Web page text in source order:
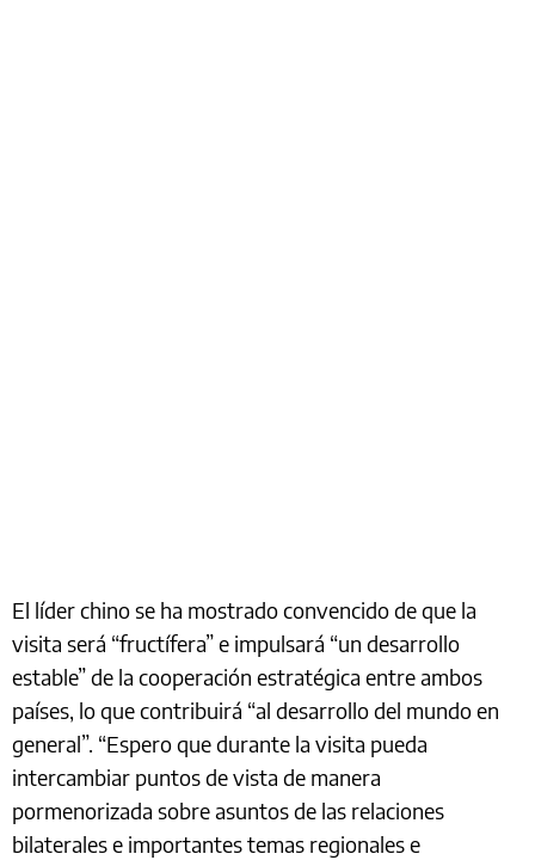
El líder chino se ha mostrado convencido de que la
visita será “fructífera” e impulsará “un desarrollo
estable” de la cooperación estratégica entre ambos
países, lo que contribuirá “al desarrollo del mundo en
general”. “Espero que durante la visita pueda
intercambiar puntos de vista de manera
pormenorizada sobre asuntos de las relaciones
bilaterales e importantes temas regionales e